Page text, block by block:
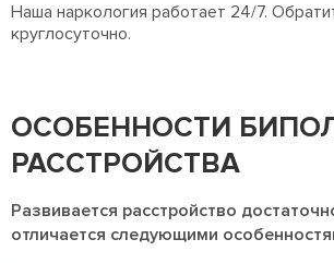
Наша наркология работает 24/7.
круглосуточно.
ОСОБЕННОСТИ
РАССТРОЙСТВА
Развивается расстройство
отличается следующими